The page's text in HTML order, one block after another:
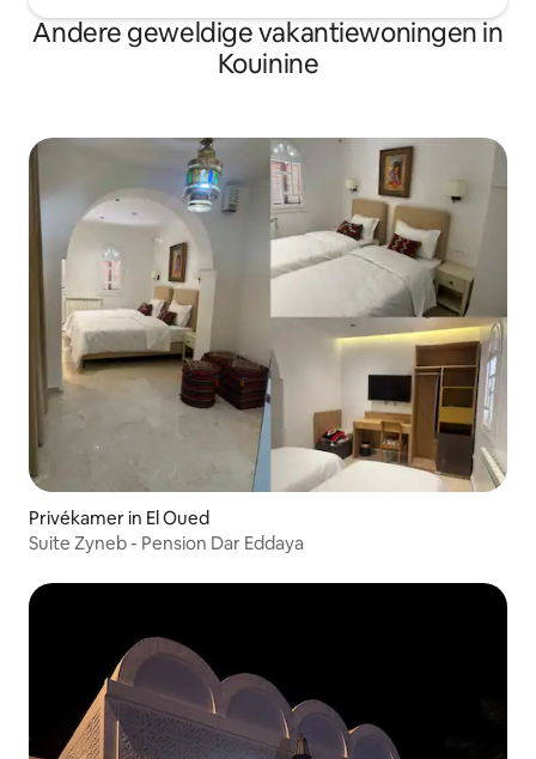
Andere geweldige vakantiewoningen in
Kouinine
Privékamer in El Oued
Suite Zyneb - Pension Dar Eddaya